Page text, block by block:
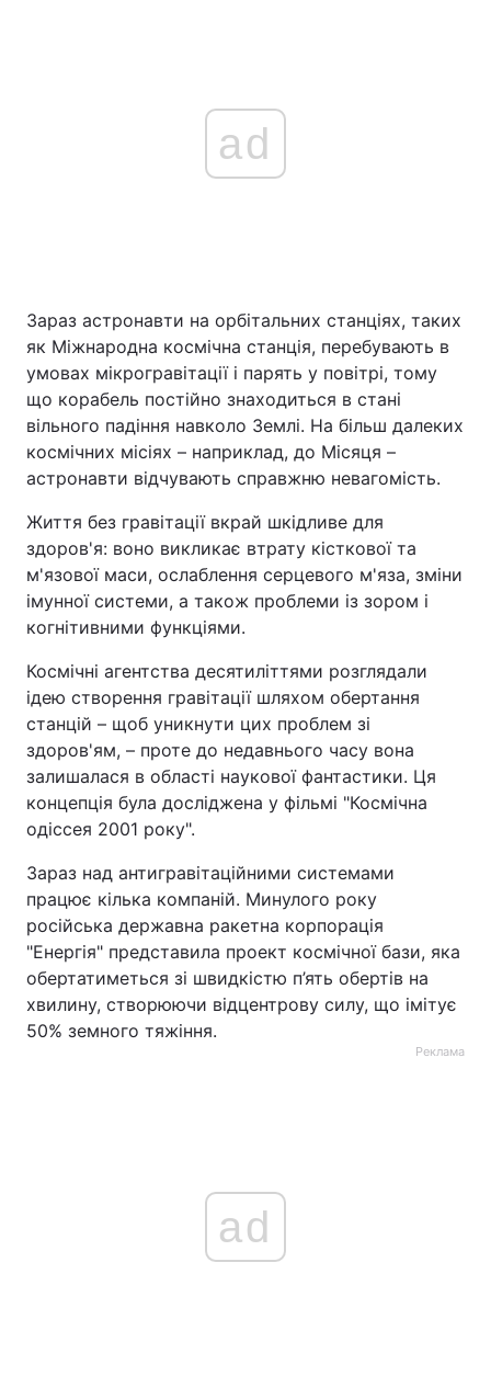
ad
Зараз астронавти на орбітальних станціях, таких
як Міжнародна космічна станція, перебувають в
умовах мікрогравітації і парять у повітрі, тому
що корабель постійно знаходиться в стані
вільного падіння навколо Землі. На більш далеких
космічних місіях – наприклад, до Місяця –
астронавти відчувають справжню невагомість.
Життя без гравітації вкрай шкідливе для
здоров'я: воно викликає втрату кісткової та
м'язової маси, ослаблення серцевого м'яза, зміни
імунної системи, а також проблеми із зором і
когнітивними функціями.
Космічні агентства десятиліттями розглядали
ідею створення гравітації шляхом обертання
станцій – щоб уникнути цих проблем зі
здоров'ям, – проте до недавнього часу вона
залишалася в області наукової фантастики. Ця
концепція була досліджена у фільмі "Космічна
одіссея 2001 року".
Зараз над антигравітаційними системами
працює кілька компаній. Минулого року
російська державна ракетна корпорація
"Енергія" представила проект космічної бази, яка
обертатиметься зі швидкістю п’ять обертів на
хвилину, створюючи відцентрову силу, що імітує
50% земного тяжіння.
Реклама
ad